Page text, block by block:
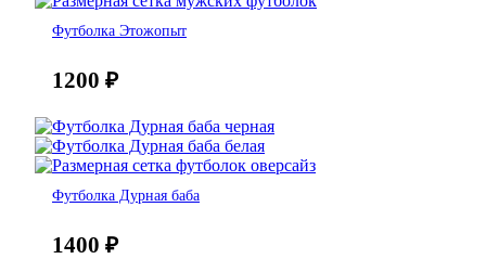
Футболка Этожопыт
1200 ₽
Футболка Дурная баба
1400 ₽